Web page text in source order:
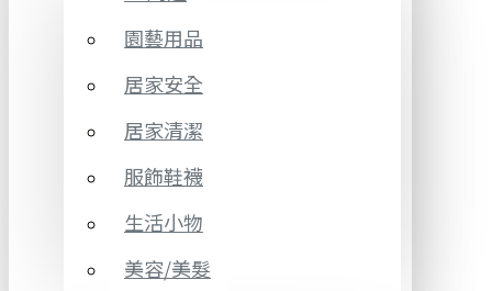
園藝用品
居家安全
居家清潔
服飾鞋襪
生活小物
美容/美髮